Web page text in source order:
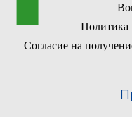
Политика
Согласие на